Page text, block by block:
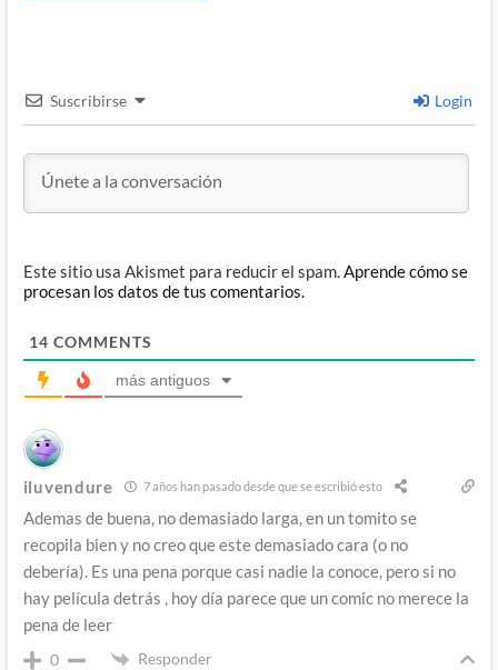
Suscribirse Login
Este sitio usa Akismet para reducir el spam.Aprende cómo se
procesan los datos de tus comentarios.
14 COMMENTS
más antiguos
iluvendure 7 años han pasado desde que se escribió esto
Ademas de buena, no demasiado larga, en un tomito se
recopila bien y no creo que este demasiado cara (o no
debería). Es una pena porque casi nadie la conoce, pero si no
hay película detrás , hoy día parece que un comic no merece la
pena de leer
0 Responder